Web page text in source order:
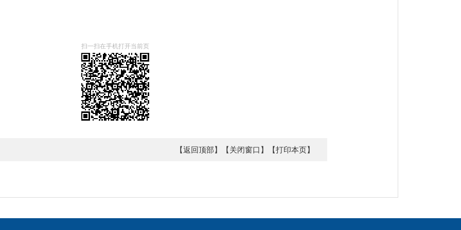
扫一扫在手机打开当前页
【返回顶部】 【关闭窗口】 【打印本页】